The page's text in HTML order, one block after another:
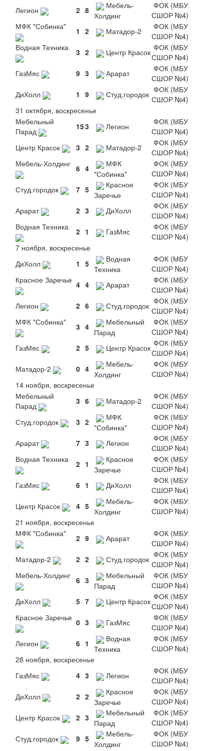
Легион
2 8
Мебель-
Холдинг
ФОК (МБУ
СШОР №4)
МФК "Собинка"
1 2 Матадор-2
ФОК (МБУ
СШОР №4)
Водная Техника
3 2 Центр Красок ФОК (МБУ
СШОР №4)
ГазМяс
9 3 Арарат
ФОК (МБУ
СШОР №4)
ДиХолл
1 9 Студ.городок ФОК (МБУ
СШОР №4)
31 октября, воскресенье
Мебельный
Парад
153 Легион
ФОК (МБУ
СШОР №4)
Центр Красок
3 2 Матадор-2
ФОК (МБУ
СШОР №4)
Мебель-Холдинг 6 4
МФК
"Собинка"
ФОК (МБУ
СШОР №4)
Студ.городок
7 5
Красное
Заречье
ФОК (МБУ
СШОР №4)
Арарат
2 3 ДиХолл
ФОК (МБУ
СШОР №4)
Водная Техника
2 1 ГазМяс
ФОК (МБУ
СШОР №4)
7 ноября, воскресенье
ДиХолл
1 5
Водная
Техника
ФОК (МБУ
СШОР №4)
Красное Заречье 4 4 Арарат
ФОК (МБУ
СШОР №4)
Легион
2 6 Студ.городок ФОК (МБУ
СШОР №4)
МФК "Собинка"
3 4
Мебельный
Парад
ФОК (МБУ
СШОР №4)
ГазМяс
2 5 Центр Красок ФОК (МБУ
СШОР №4)
Матадор-2
0 4
Мебель-
Холдинг
ФОК (МБУ
СШОР №4)
14 ноября, воскресенье
Мебельный
Парад
3 6 Матадор-2
ФОК (МБУ
СШОР №4)
Студ.городок
3 2
МФК
"Собинка"
ФОК (МБУ
СШОР №4)
Арарат
7 3 Легион
ФОК (МБУ
СШОР №4)
Водная Техника
2 1
Красное
Заречье
ФОК (МБУ
СШОР №4)
ГазМяс
6 1 ДиХолл
ФОК (МБУ
СШОР №4)
Центр Красок
4 5
Мебель-
Холдинг
ФОК (МБУ
СШОР №4)
21 ноября, воскресенье
МФК "Собинка"
2 9 Арарат
ФОК (МБУ
СШОР №4)
Матадор-2
2 2 Студ.городок ФОК (МБУ
СШОР №4)
Мебель-Холдинг 6 3
Мебельный
Парад
ФОК (МБУ
СШОР №4)
ДиХолл
5 7 Центр Красок ФОК (МБУ
СШОР №4)
Красное Заречье 0 3 ГазМяс
ФОК (МБУ
СШОР №4)
Легион
6 1
Водная
Техника
ФОК (МБУ
СШОР №4)
28 ноября, воскресенье
ГазМяс
4 3 Легион
ФОК (МБУ
СШОР №4)
ДиХолл
2 2
Красное
Заречье
ФОК (МБУ
СШОР №4)
Центр Красок
2 3
Мебельный
Парад
ФОК (МБУ
СШОР №4)
Студ.городок
9 5
Мебель-
Холдинг
ФОК (МБУ
СШОР №4)